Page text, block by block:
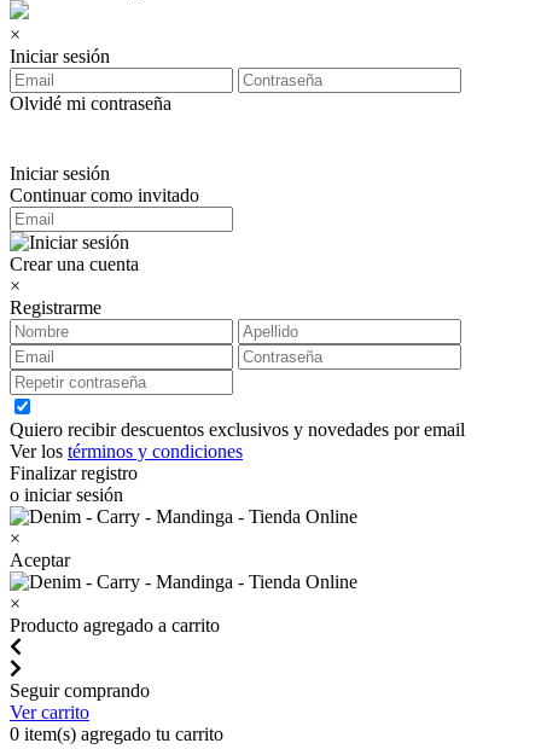
×
Iniciar sesión
Olvidé mi contraseña
Iniciar sesión
Continuar como invitado
Crear una cuenta
×
Registrarme
Quiero recibir descuentos exclusivos y novedades por email
Ver los términos y condiciones
Finalizar registro
o iniciar sesión
×
Aceptar
×
Producto agregado a carrito
Seguir comprando
Ver carrito
0 item(s) agregado tu carrito